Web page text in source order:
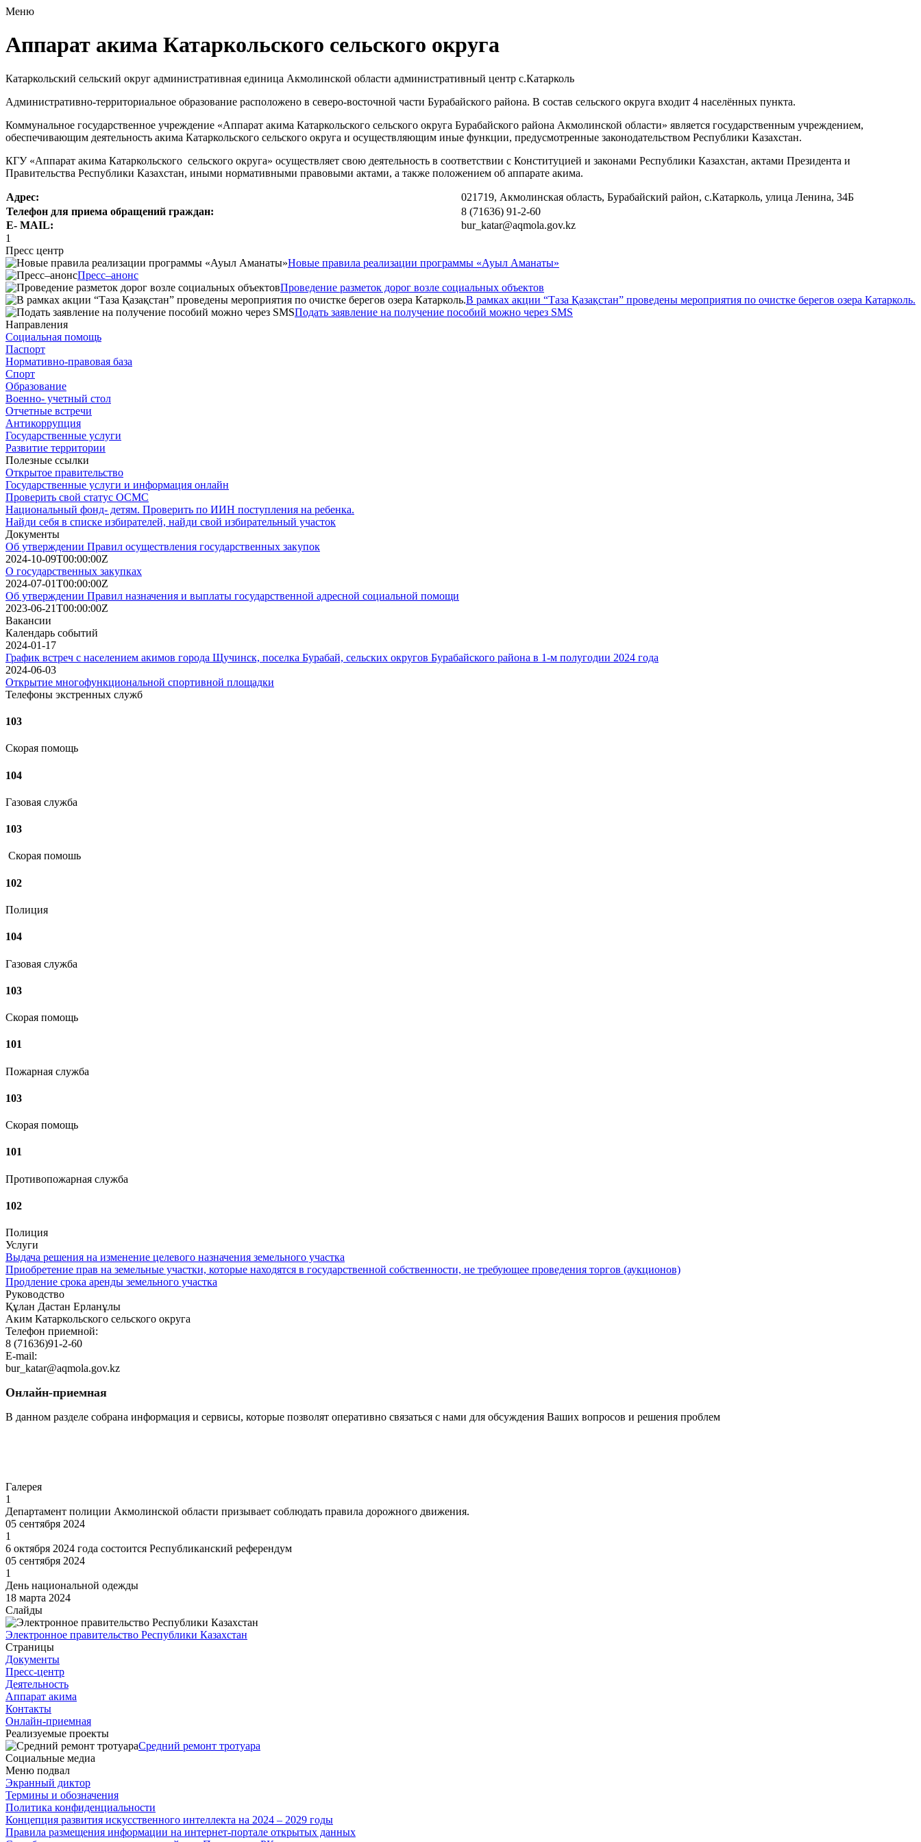
Меню
Аппарат акима Катаркольского сельского округа
Катаркольский сельский округ административная единица Акмолинской области административный центр с.Катарколь
Административно-территориальное образование расположено в северо-восточной части Бурабайского района. В состав сельского округа входит 4 населённых пункта.
Коммунальное государственное учреждение «Аппарат акима Катаркольского сельского округа Бурабайского района Акмолинской области» является государственным учреждением,
обеспечивающим деятельность акима Катаркольского cельского округа и осуществляющим иные функции, предусмотренные законодательством Республики Казахстан.
КГУ «Аппарат акима Катаркольского сельского округа» осуществляет свою деятельность в соответствии с Конституцией и законами Республики Казахстан, актами Президента и
Правительства Республики Казахстан, иными нормативными правовыми актами, а также положением об аппарате акима.
Адрес:
021719, Акмолинская область, Бурабайский район, с.Катарколь, улица Ленина, 34Б
Телефон для приема обращений граждан:
8 (71636) 91-2-60
E- MAIL:
bur_katar@aqmola.gov.kz
1
Пресс центр
Новые правила реализации программы «Ауыл Аманаты»
Пресс–анонс
Проведение разметок дорог возле социальных объектов
В рамках акции “Таза Қазақстан” проведены мероприятия по очистке берегов озера Катарколь.
Подать заявление на получение пособий можно через SMS
Направления
Социальная помощь
Паспорт
Нормативно-правовая база
Спорт
Образование
Военно- учетный стол
Отчетные встречи
Антикоррупция
Государственные услуги
Развитие территории
Полезные ссылки
Открытое правительство
Государственные услуги и информация онлайн
Проверить свой статус ОСМС
Национальный фонд- детям. Проверить по ИИН поступления на ребенка.
Найди себя в списке избирателей, найди свой избирательный участок
Документы
Об утверждении Правил осуществления государственных закупок
2024-10-09T00:00:00Z
О государственных закупках
2024-07-01T00:00:00Z
Об утверждении Правил назначения и выплаты государственной адресной социальной помощи
2023-06-21T00:00:00Z
Вакансии
Календарь событий
2024-01-17
График встреч с населением акимов города Щучинск, поселка Бурабай, сельских округов Бурабайского района в 1-м полугодии 2024 года
2024-06-03
Открытие многофункциональной спортивной площадки
Телефоны экстренных служб
103
Скорая помощь
104
Газовая служба
103
Скорая помошь
102
Полиция
104
Газовая служба
103
Скорая помощь
101
Пожарная служба
103
Скорая помощь
101
Противопожарная служба
102
Полиция
Услуги
Выдача решения на изменение целевого назначения земельного участка
Приобретение прав на земельные участки, которые находятся в государственной собственности, не требующее проведения торгов (аукционов)
Продление срока аренды земельного участка
Руководство
Құлан Дастан Ерланұлы
Аким Катаркольского сельского округа
Телефон приемной:
8 (71636)91-2-60
E-mail:
bur_katar@aqmola.gov.kz
Онлайн-приемная
В данном разделе собрана информация и сервисы, которые позволят оперативно связаться с нами для обсуждения Ваших вопросов и решения проблем
Галерея
1
Департамент полиции Акмолинской области призывает соблюдать правила дорожного движения.
05 сентября 2024
1
6 октября 2024 года состоится Республиканский референдум
05 сентября 2024
1
День национальной одежды
18 марта 2024
Слайды
Электронное правительство Республики Казахстан
Страницы
Документы
Пресс-центр
Деятельность
Аппарат акима
Контакты
Онлайн-приемная
Реализуемые проекты
Средний ремонт тротуара
Социальные медиа
Меню подвал
Экранный диктор
Термины и обозначения
Политика конфиденциальности
Концепция развития искусственного интеллекта на 2024 – 2029 годы
Правила размещения информации на интернет-портале открытых данных